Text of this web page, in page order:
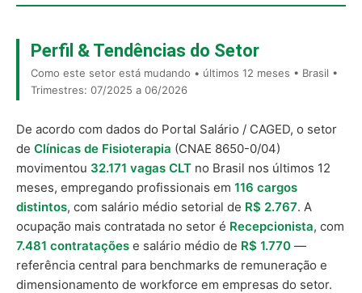
Perfil & Tendências do Setor
Como este setor está mudando • últimos 12 meses • Brasil •
Trimestres: 07/2025 a 06/2026
De acordo com dados do Portal Salário / CAGED, o setor
de Clínicas de Fisioterapia (CNAE 8650-0/04)
movimentou 32.171 vagas CLT no Brasil nos últimos 12
meses, empregando profissionais em 116 cargos
distintos, com salário médio setorial de R$ 2.767. A
ocupação mais contratada no setor é Recepcionista, com
7.481 contratações e salário médio de R$ 1.770 —
referência central para benchmarks de remuneração e
dimensionamento de workforce em empresas do setor.